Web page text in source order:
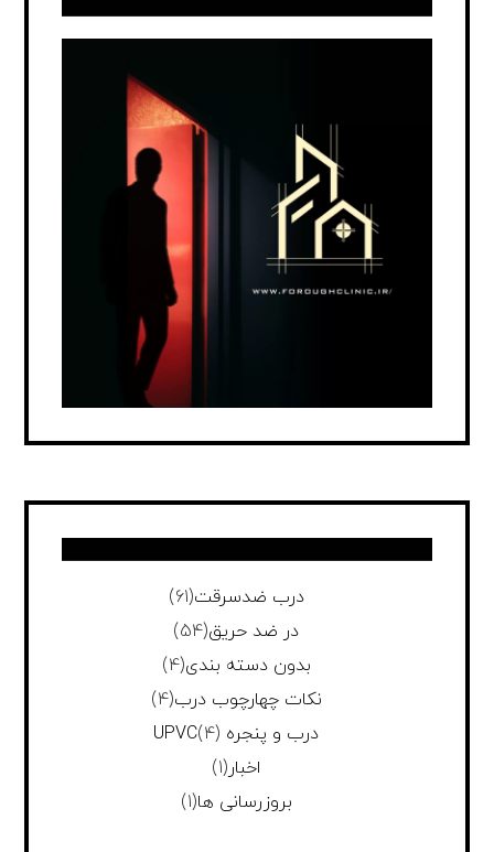
درب ضدسرقت(61)
در ضد حریق(54)
بدون دسته بندی(4)
نکات چهارچوب درب(4)
درب و پنجره UPVC (4)
اخبار(1)
بروزرسانی ها(1)